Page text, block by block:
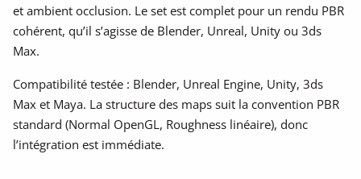
et ambient occlusion. Le set est complet pour un rendu PBR
cohérent, qu’il s’agisse de Blender, Unreal, Unity ou 3ds
Max.
Compatibilité testée : Blender, Unreal Engine, Unity, 3ds
Max et Maya. La structure des maps suit la convention PBR
standard (Normal OpenGL, Roughness linéaire), donc
l’intégration est immédiate.